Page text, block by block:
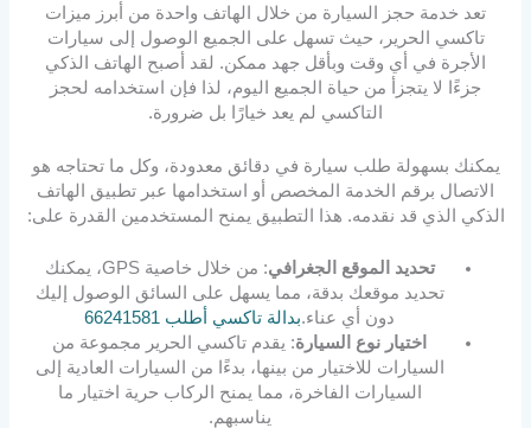
تعد خدمة حجز السيارة من خلال الهاتف واحدة من أبرز ميزات
تاكسي الحرير، حيث تسهل على الجميع الوصول إلى سيارات
الأجرة في أي وقت وبأقل جهد ممكن. لقد أصبح الهاتف الذكي
جزءًا لا يتجزأ من حياة الجميع اليوم، لذا فإن استخدامه لحجز
التاكسي لم يعد خيارًا بل ضرورة.
يمكنك بسهولة طلب سيارة في دقائق معدودة، وكل ما تحتاجه هو
الاتصال برقم الخدمة المخصص أو استخدامها عبر تطبيق الهاتف
الذكي الذي قد نقدمه. هذا التطبيق يمنح المستخدمين القدرة على:
تحديد الموقع الجغرافي
: من خلال خاصية GPS، يمكنك
تحديد موقعك بدقة، مما يسهل على السائق الوصول إليك
دون أي عناء.بدالة تاكسي أطلب 66241581
اختيار نوع السيارة: يقدم تاكسي الحرير مجموعة من
السيارات للاختيار من بينها، بدءًا من السيارات العادية إلى
السيارات الفاخرة، مما يمنح الركاب حرية اختيار ما
يناسبهم.